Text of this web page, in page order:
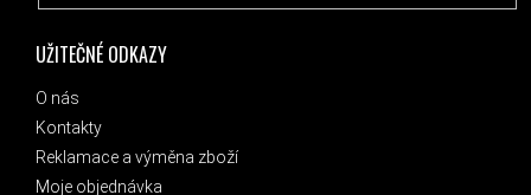
UŽITEČNÉ ODKAZY
O nás
Kontakty
Reklamace a výměna zboží
Moje objednávka